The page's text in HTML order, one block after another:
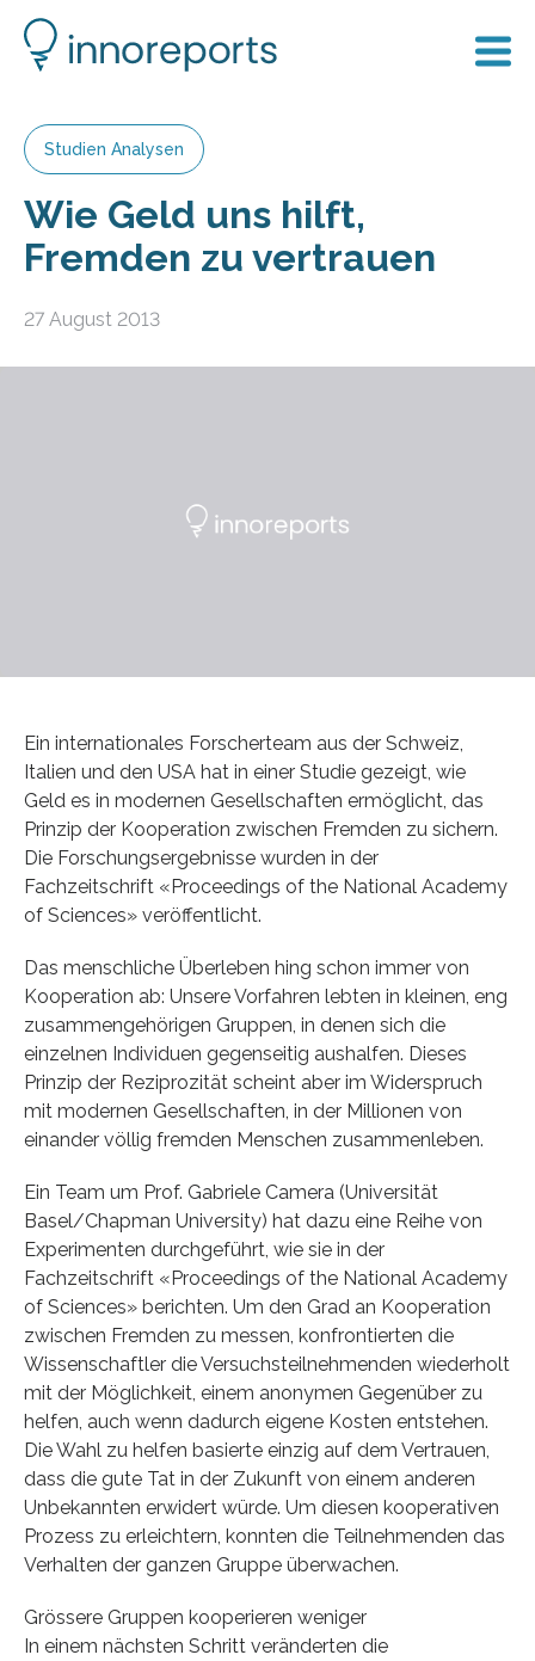
Studien Analysen
Wie Geld uns hilft,
Fremden zu vertrauen
27 August 2013
Ein internationales Forscherteam aus der Schweiz,
Italien und den USA hat in einer Studie gezeigt, wie
Geld es in modernen Gesellschaften ermöglicht, das
Prinzip der Kooperation zwischen Fremden zu sichern.
Die Forschungsergebnisse wurden in der
Fachzeitschrift «Proceedings of the National Academy
of Sciences» veröffentlicht.
Das menschliche Überleben hing schon immer von
Kooperation ab: Unsere Vorfahren lebten in kleinen, eng
zusammengehörigen Gruppen, in denen sich die
einzelnen Individuen gegenseitig aushalfen. Dieses
Prinzip der Reziprozität scheint aber im Widerspruch
mit modernen Gesellschaften, in der Millionen von
einander völlig fremden Menschen zusammenleben.
Ein Team um Prof. Gabriele Camera (Universität
Basel/Chapman University) hat dazu eine Reihe von
Experimenten durchgeführt, wie sie in der
Fachzeitschrift «Proceedings of the National Academy
of Sciences» berichten. Um den Grad an Kooperation
zwischen Fremden zu messen, konfrontierten die
Wissenschaftler die Versuchsteilnehmenden wiederholt
mit der Möglichkeit, einem anonymen Gegenüber zu
helfen, auch wenn dadurch eigene Kosten entstehen.
Die Wahl zu helfen basierte einzig auf dem Vertrauen,
dass die gute Tat in der Zukunft von einem anderen
Unbekannten erwidert würde. Um diesen kooperativen
Prozess zu erleichtern, konnten die Teilnehmenden das
Verhalten der ganzen Gruppe überwachen.
Grössere Gruppen kooperieren weniger
In einem nächsten Schritt veränderten die